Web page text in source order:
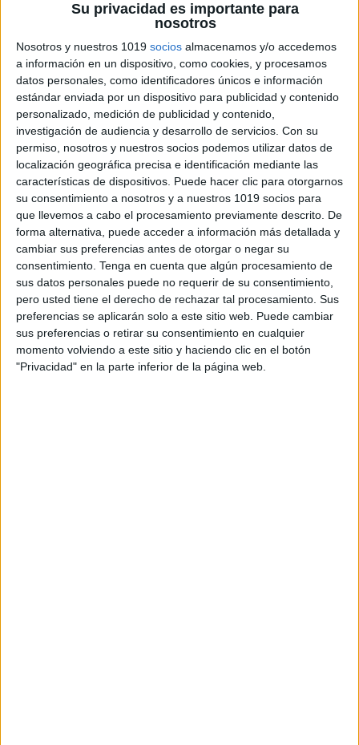
Su privacidad es importante para
nosotros
Nosotros y nuestros 1019 socios almacenamos y/o accedemos
a información en un dispositivo, como cookies, y procesamos
datos personales, como identificadores únicos e información
estándar enviada por un dispositivo para publicidad y contenido
personalizado, medición de publicidad y contenido,
investigación de audiencia y desarrollo de servicios. Con su
permiso, nosotros y nuestros socios podemos utilizar datos de
localización geográfica precisa e identificación mediante las
características de dispositivos. Puede hacer clic para otorgarnos
su consentimiento a nosotros y a nuestros 1019 socios para
que llevemos a cabo el procesamiento previamente descrito. De
forma alternativa, puede acceder a información más detallada y
cambiar sus preferencias antes de otorgar o negar su
consentimiento. Tenga en cuenta que algún procesamiento de
sus datos personales puede no requerir de su consentimiento,
pero usted tiene el derecho de rechazar tal procesamiento. Sus
preferencias se aplicarán solo a este sitio web. Puede cambiar
sus preferencias o retirar su consentimiento en cualquier
momento volviendo a este sitio y haciendo clic en el botón
"Privacidad" en la parte inferior de la página web.